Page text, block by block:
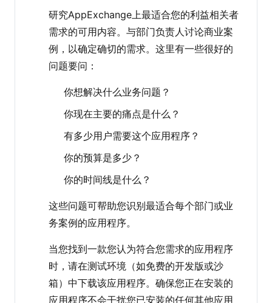
研究AppExchange上最适合您的利益相关者
需求的可用内容。与部门负责人讨论商业案
例，以确定确切的需求。这里有一些很好的
问题要问：
你想解决什么业务问题？
你现在主要的痛点是什么？
有多少用户需要这个应用程序？
你的预算是多少？
你的时间线是什么？
这些问题可帮助您识别最适合每个部门或业
务案例的应用程序。
当您找到一款您认为符合您需求的应用程序
时，请在测试环境（如免费的开发版或沙
箱）中下载该应用程序。确保您正在安装的
应用程序不会干扰您已安装的任何其他应用